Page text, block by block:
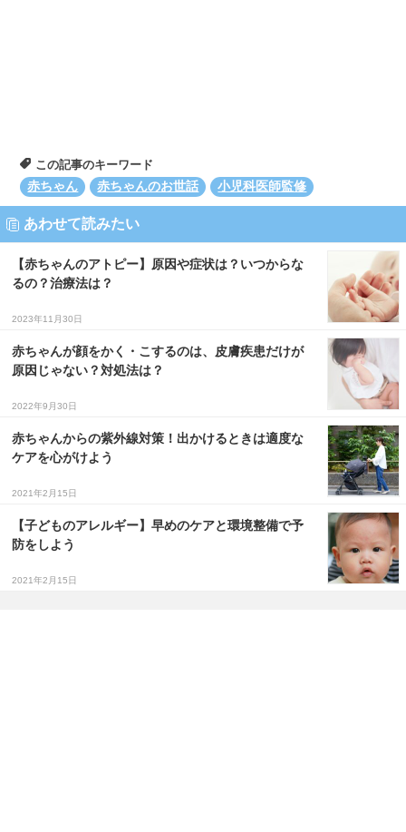
この記事のキーワード
赤ちゃん
赤ちゃんのお世話 小児科医師監修
あわせて読みたい
【赤ちゃんのアトピー】原因や症状は？いつからな
るの？治療法は？
2023年11月30日
赤ちゃんが顔をかく・こするのは、皮膚疾患だけが
原因じゃない？対処法は？
2022年9月30日
赤ちゃんからの紫外線対策！出かけるときは適度な
ケアを心がけよう
2021年2月15日
【子どものアレルギー】早めのケアと環境整備で予
防をしよう
2021年2月15日